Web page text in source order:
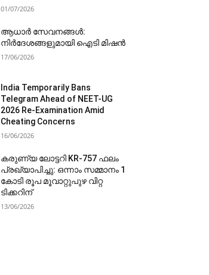
01/07/2026
ആധാർ സേവനങ്ങൾ:
നിർദേശങ്ങളുമായി ഐടി മിഷൻ
17/06/2026
India Temporarily Bans
Telegram Ahead of NEET-UG
2026 Re-Examination Amid
Cheating Concerns
16/06/2026
കരുണ്യ ലോട്ടറി KR-757 ഫലം
പ്രഖ്യാപിച്ചു: ഒന്നാം സമ്മാനം 1
കോടി രൂപ മൂവാറ്റുപുഴ വിറ്റ
ടിക്കറിന്
13/06/2026